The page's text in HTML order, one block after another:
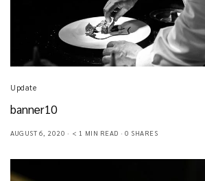
Update
banner10
AUGUST 6, 2020 < 1 MIN READ 0 SHARES